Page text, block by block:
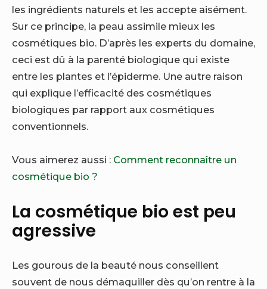
les ingrédients naturels et les accepte aisément.
Sur ce principe, la peau assimile mieux les
cosmétiques bio. D’après les experts du domaine,
ceci est dû à la parenté biologique qui existe
entre les plantes et l’épiderme. Une autre raison
qui explique l’efficacité des cosmétiques
biologiques par rapport aux cosmétiques
conventionnels.
Vous aimerez aussi : Comment reconnaître un
cosmétique bio ?
La cosmétique bio est peu
agressive
Les gourous de la beauté nous conseillent
souvent de nous démaquiller dès qu’on rentre à la